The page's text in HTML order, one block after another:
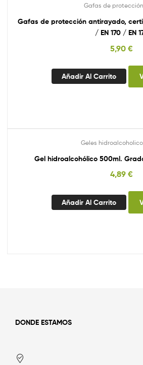
Gafas de protección
Gafas de protección antirayado,
/ EN 170 / EN
5,90 €
Añadir Al Carrito
Geles
Gel hidroalcohólico 500ml.
4,89 €
Añadir Al Carrito
DONDE ESTAMOS